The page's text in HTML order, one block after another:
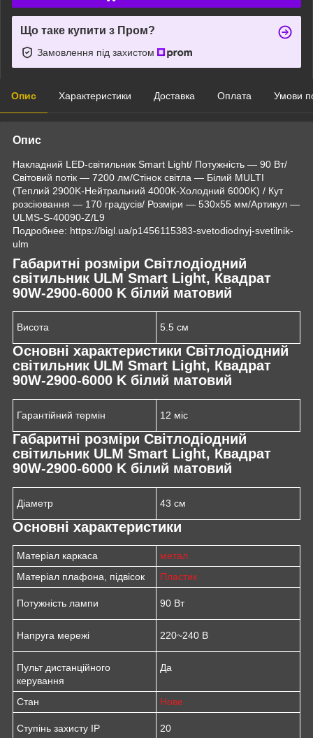
Що таке купити з Пром?
Замовлення під захистом
Опис Характеристики Доставка Оплата Умови
Опис
Накладний LED-світильник Smart Light/ Потужність — 90 Вт/
Світовий потік — 7200 лм/Стінок світла — Білий MULTI
(Теплий 2900K-Нейтральний 4000К-Холодний 6000K) / Кут
розсіювання — 170 градусів/ Розміри — 530х55 мм/Артикул —
ULMS-S-40090-Z/L9
Подробнее: https://bigl.ua/p1456115383-svetodiodnyj-svetilnik-
ulm
Габаритні розміри Світлодіодний
світильник ULM Smart Light, Квадрат
90W-2900-6000 K білий матовий
Висота 5.5 см
Основні характеристики Світлодіодний
світильник ULM Smart Light, Квадрат
90W-2900-6000 K білий матовий
Гарантійний термін 12 міс
Габаритні розміри Світлодіодний
світильник ULM Smart Light, Квадрат
90W-2900-6000 K білий матовий
Діаметр 43 см
Основні характеристики
Матеріал каркаса
метал
Матеріал плафона, підвісок
Пластик
Потужність лампи 90 Вт
Напруга мережі 220~240 В
Пульт дистанційного
керування
Да
Стан Нове
Ступінь захисту IP 20